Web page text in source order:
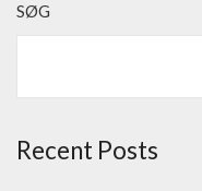
SØG
Recent Posts